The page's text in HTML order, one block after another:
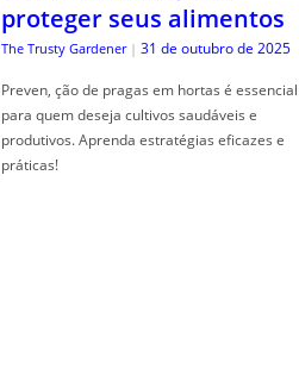
proteger seus alimentos
The Trusty Gardener | 31 de outubro de 2025
Preven, ção de pragas em hortas é essencial
para quem deseja cultivos saudáveis e
produtivos. Aprenda estratégias eficazes e
práticas!